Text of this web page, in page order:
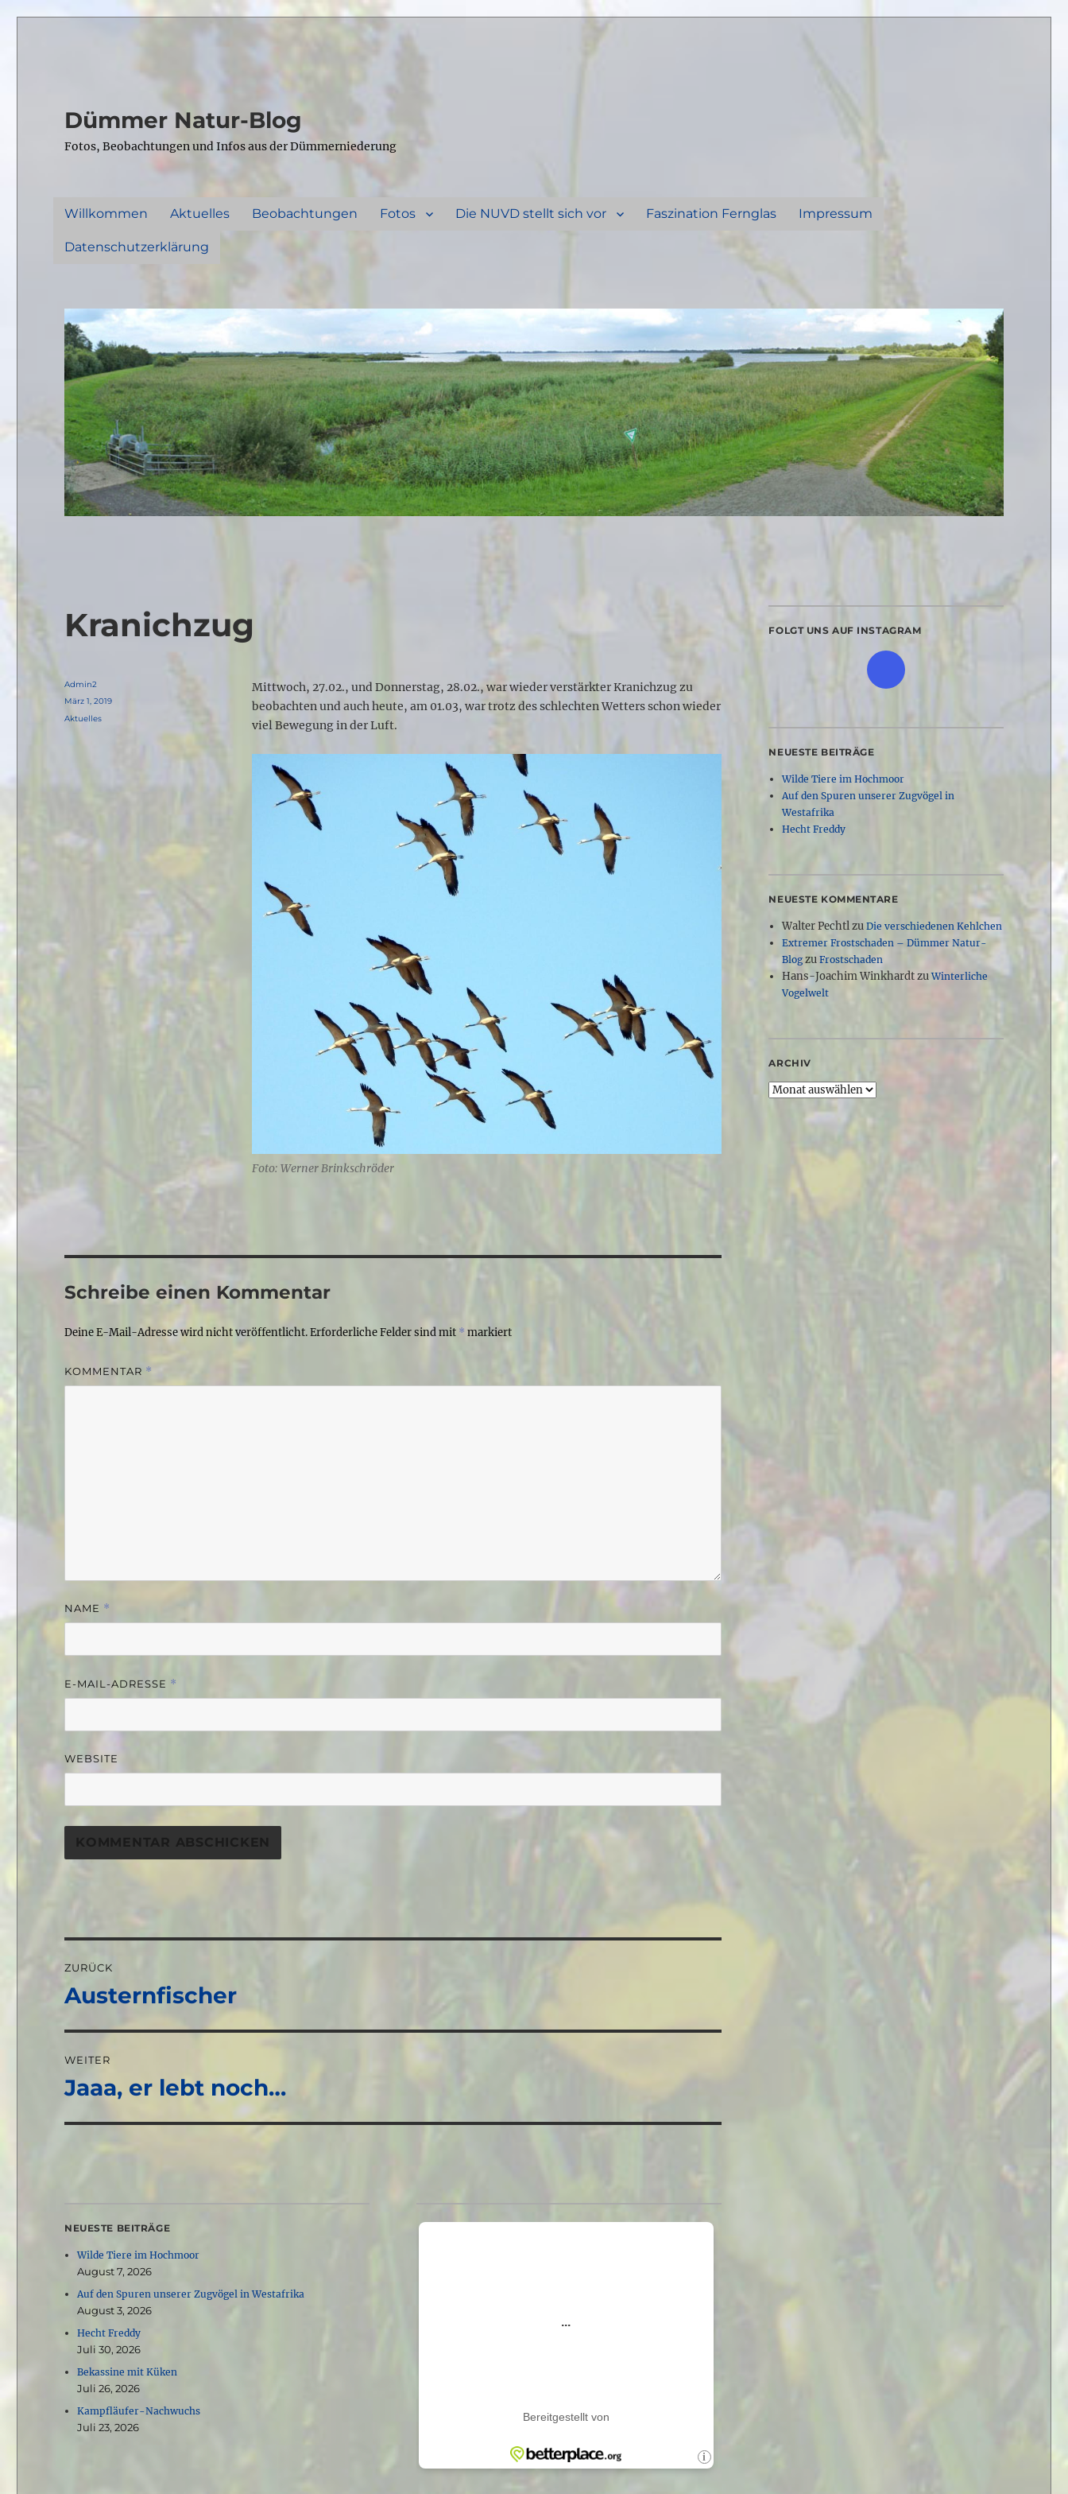
Dümmer Natur-Blog
Fotos, Beobachtungen und Infos aus der Dümmerniederung
Willkommen Aktuelles Beobachtungen Fotos Die NUVD stellt sich vor Faszination Fernglas Impressum
Datenschutzerklärung
Kranichzug
Mittwoch, 27.02., und Donnerstag, 28.02., war wieder verstärkter Kranichzug zu
beobachten und auch heute, am 01.03, war trotz des schlechten Wetters schon wieder
viel Bewegung in der Luft.
Foto: Werner Brinkschröder
Autor
Admin2
Veröffentlicht
am
März 1, 2019
Kategorien
Aktuelles
Schreibe einen Kommentar
Deine E-Mail-Adresse wird nicht veröffentlicht.Erforderliche Felder sind mit * markiert
KOMMENTAR *
NAME *
E-MAIL-ADRESSE *
WEBSITE
ZURÜCK
Vorheriger
Austernfischer
WEITER
Nächster
Jaaa, er lebt noch…
NEUESTE BEITRÄGE
Wilde Tiere im Hochmoor
August 7, 2026
Auf den Spuren unserer Zugvögel in Westafrika
August 3, 2026
Hecht Freddy
Juli 30, 2026
Bekassine mit Küken
Juli 26, 2026
Kampfläufer-Nachwuchs
Juli 23, 2026
FOLGT UNS AUF INSTAGRAM
NEUESTE BEITRÄGE
Wilde Tiere im Hochmoor
Auf den Spuren unserer Zugvögel in
Westafrika
Hecht Freddy
NEUESTE KOMMENTARE
Walter Pechtlzu Die verschiedenen Kehlchen
Extremer Frostschaden – Dümmer Natur-
Blogzu Frostschaden
Hans-Joachim WinkhardtzuWinterliche
Vogelwelt
ARCHIV
Archiv